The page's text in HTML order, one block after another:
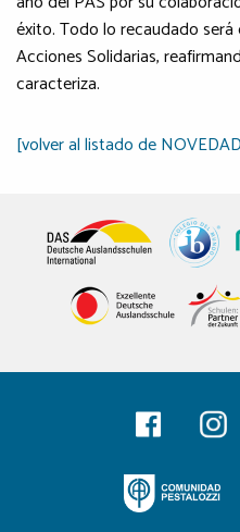
éxito. Todo lo recaudado
Acciones Solidarias,
caracteriza.
[volver al listado de